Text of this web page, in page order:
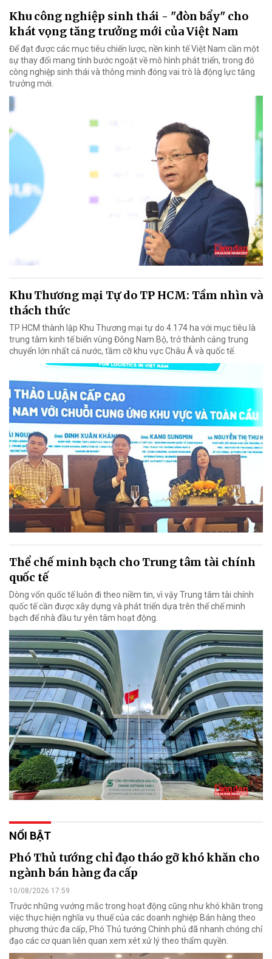
Khu công nghiệp sinh thái - "đòn bẩy" cho
khát vọng tăng trưởng mới của Việt Nam
Để đạt được các mục tiêu chiến lược, nền kinh tế Việt Nam cần một
sự thay đổi mang tính bước ngoặt về mô hình phát triển, trong đó
công nghiệp sinh thái và thông minh đóng vai trò là động lực tăng
trưởng mới.
Khu Thương mại Tự do TP HCM: Tầm nhìn và
thách thức
TP HCM thành lập Khu Thương mại tự do 4.174 ha với mục tiêu là
trung tâm kinh tế biển vùng Đông Nam Bộ, trở thành cảng trung
chuyển lớn nhất cả nước, tầm cỡ khu vực Châu Á và quốc tế.
Thể chế minh bạch cho Trung tâm tài chính
quốc tế
Dòng vốn quốc tế luôn đi theo niềm tin, vì vậy Trung tâm tài chính
quốc tế cần được xây dựng và phát triển dựa trên thể chế minh
bạch để nhà đầu tư yên tâm hoạt động.
NỔI BẬT
Phó Thủ tướng chỉ đạo tháo gỡ khó khăn cho
ngành bán hàng đa cấp
10/08/2026 17:59
Trước những vướng mắc trong hoạt động cũng như khó khăn trong
việc thực hiện nghĩa vụ thuế của các doanh nghiệp Bán hàng theo
phương thức đa cấp, Phó Thủ tướng Chính phủ đã nhanh chóng chỉ
đạo các cơ quan liên quan xem xét xử lý theo thẩm quyền.